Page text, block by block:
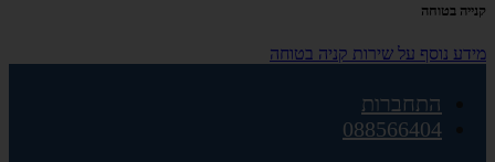
קנייה בטוחה
מידע נוסף על שירות קניה בטוחה
התחברות
088566404